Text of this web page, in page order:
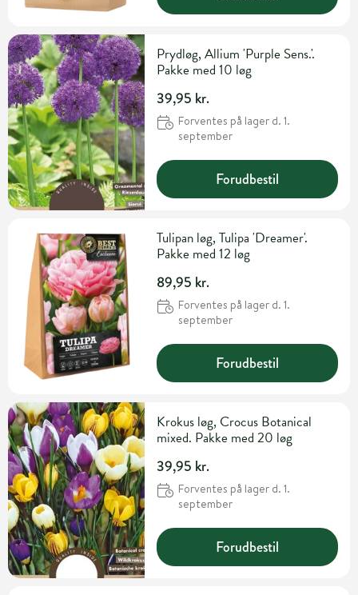
Prydløg, Allium 'Purple Sens.'.
Pakke med 10 løg
39,95 kr.
Forventes på lager d. 1.
september
Forudbestil
Tulipan løg, Tulipa 'Dreamer'.
Pakke med 12 løg
89,95 kr.
Forventes på lager d. 1.
september
Forudbestil
Krokus løg, Crocus Botanical
mixed. Pakke med 20 løg
39,95 kr.
Forventes på lager d. 1.
september
Forudbestil